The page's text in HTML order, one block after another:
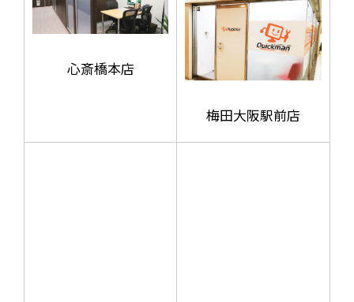
心斎橋本店
梅田大阪駅前店